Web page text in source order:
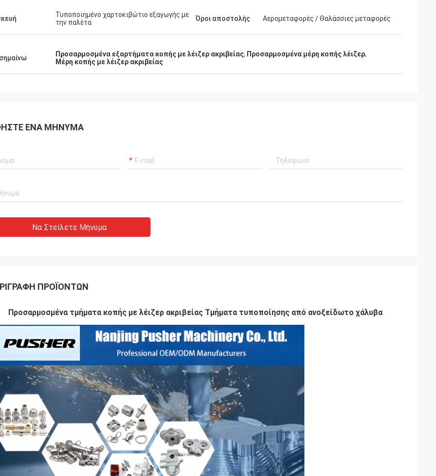
Τυποποιημένο χαρτοκιβώτιο εξαγωγής με
την παλέτα
Όροι αποστολής Αερομεταφορές / Θαλάσσιες μεταφορές
Προσαρμοσμένα εξαρτήματα κοπής με λέιζερ ακριβείας, Προσαρμοσμένα μέρη κοπής λέιζερ,
Μέρη κοπής με λέιζερ ακριβείας
ΈΝΑ ΜΉΝΥΜΑ
Να Στείλετε Μήνυμα
ΠΡΟΪΌΝΤΩΝ
Προσαρμοσμένα τμήματα κοπής με λέιζερ ακριβείας Τμήματα τυποποίησης από ανοξείδωτο χάλυβα